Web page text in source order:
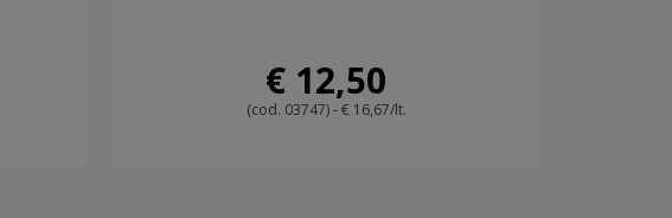
€ 12,50
(cod. 03747) - € 16,67/lt.